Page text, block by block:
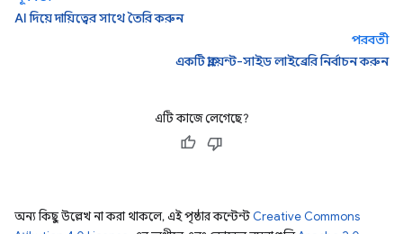
AI দিয়ে দায়িত্বের সাথে তৈরি করুন
পরবর্তী
একটি ক্লায়েন্ট-সাইড লাইব্রেরি নির্বাচন করুন
এটি কাজে লেগেছে?
অন্য কিছু উল্লেখ না করা থাকলে, এই পৃষ্ঠার কন্টেন্ট Creative Commons